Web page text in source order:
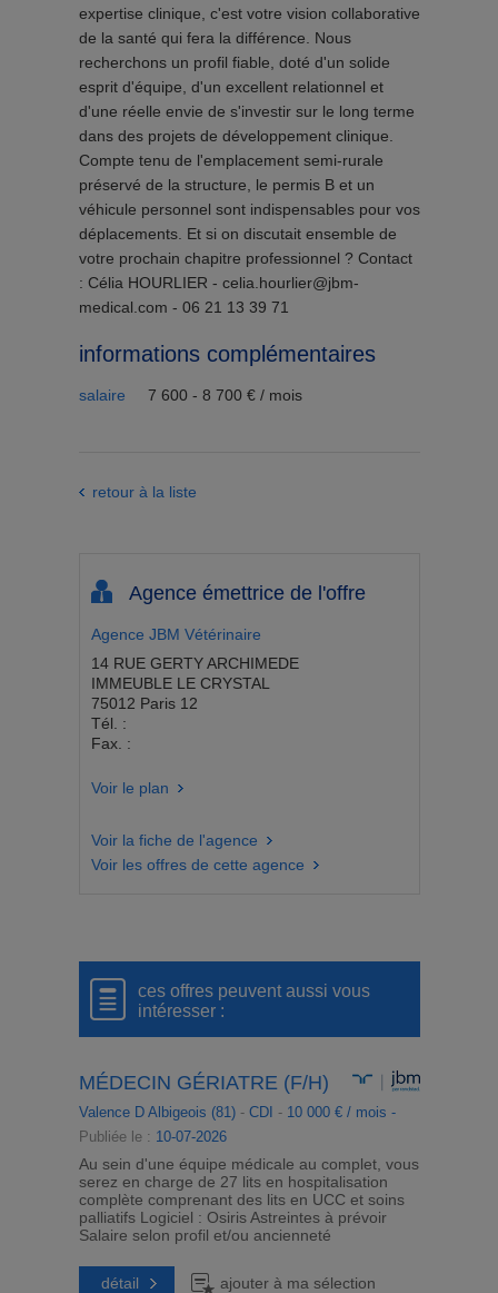
expertise clinique, c'est votre vision collaborative
de la santé qui fera la différence. Nous
recherchons un profil fiable, doté d'un solide
esprit d'équipe, d'un excellent relationnel et
d'une réelle envie de s'investir sur le long terme
dans des projets de développement clinique.
Compte tenu de l'emplacement semi-rurale
préservé de la structure, le permis B et un
véhicule personnel sont indispensables pour vos
déplacements. Et si on discutait ensemble de
votre prochain chapitre professionnel ? Contact
: Célia HOURLIER - celia.hourlier@jbm-
medical.com - 06 21 13 39 71
informations complémentaires
salaire 7 600 - 8 700 € / mois
retour à la liste
Agence émettrice de l'offre
Agence JBM Vétérinaire
14 RUE GERTY ARCHIMEDE
IMMEUBLE LE CRYSTAL
75012 Paris 12
Tél. :
Fax. :
Voir le plan
Voir la fiche de l'agence
Voir les offres de cette agence
ces offres peuvent aussi vous
intéresser :
MÉDECIN GÉRIATRE (F/H)
Valence D Albigeois (81)- CDI - 10 000 € / mois -
Publiée le : 10-07-2026
Au sein d'une équipe médicale au complet, vous
serez en charge de 27 lits en hospitalisation
complète comprenant des lits en UCC et soins
palliatifs Logiciel : Osiris Astreintes à prévoir
Salaire selon profil et/ou ancienneté
détail ajouter à ma sélection